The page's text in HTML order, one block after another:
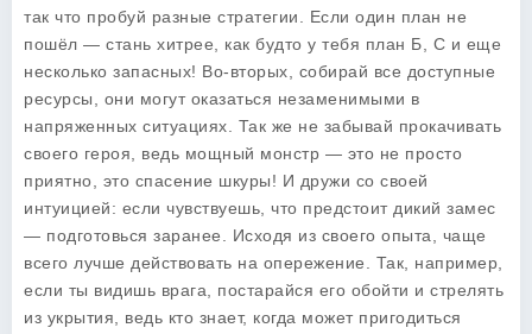
так что пробуй разные стратегии. Если один план не
пошёл — стань хитрее, как будто у тебя план Б, С и еще
несколько запасных! Во-вторых, собирай все доступные
ресурсы, они могут оказаться незаменимыми в
напряженных ситуациях. Так же не забывай прокачивать
своего героя, ведь мощный монстр — это не просто
приятно, это спасение шкуры! И дружи со своей
интуицией: если чувствуешь, что предстоит дикий замес
— подготовься заранее. Исходя из своего опыта, чаще
всего лучше действовать на опережение. Так, например,
если ты видишь врага, постарайся его обойти и стрелять
из укрытия, ведь кто знает, когда может пригодиться